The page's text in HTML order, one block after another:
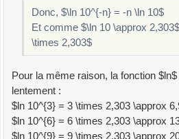
Donc, $\ln 10^{-n} = -n \ln 10$
Et comme $\ln 10 \approx
\times 2,303$
Pour la même raison, la fonction
lentement :
$ln 10^{3} = 3 \times 2,303 \approx
$ln 10^{6} = 6 \times 2,303 \approx
$ln 10^{9} = 9 \times 2,303 \approx